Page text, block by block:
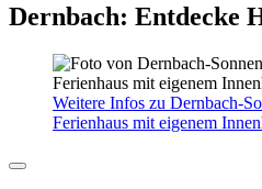
Dernbach: Entdecke
Weitere Infos zu Dernbach-
Ferienhaus mit eigenem